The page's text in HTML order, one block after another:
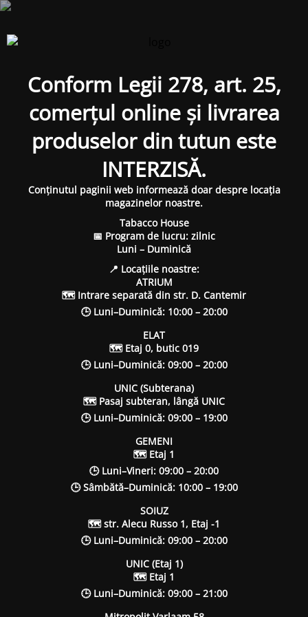
Conform Legii 278, art. 25,
comerțul online și livrarea
produselor din tutun este
INTERZISĂ.
Conținutul paginii web informează doar despre locația
magazinelor noastre.
Tabacco House
📅 Program de lucru: zilnic
Luni – Duminică
📍 Locațiile noastre:
ATRIUM
🗺 Intrare separată din str. D. Cantemir
🕒 Luni–Duminică: 10:00 – 20:00
ELAT
🗺 Etaj 0, butic 019
🕒 Luni–Duminică: 09:00 – 20:00
UNIC (Subterana)
🗺 Pasaj subteran, lângă UNIC
🕒 Luni–Duminică: 09:00 – 19:00
GEMENI
🗺 Etaj 1
🕒 Luni–Vineri: 09:00 – 20:00
🕒 Sâmbătă–Duminică: 10:00 – 19:00
SOIUZ
🗺 str. Alecu Russo 1, Etaj -1
🕒 Luni–Duminică: 09:00 – 20:00
UNIC (Etaj 1)
🗺 Etaj 1
🕒 Luni–Duminică: 09:00 – 21:00